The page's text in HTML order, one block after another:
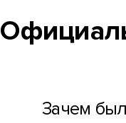
Зачем